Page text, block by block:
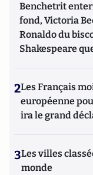
Benchetrit
fond, Victoria
Ronaldo du
Shakespeare
2Les Français
européenne
ira le grand
3Les villes
monde